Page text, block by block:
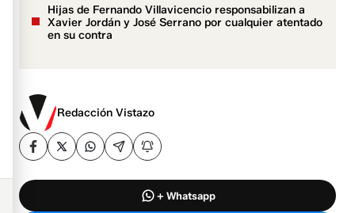
Hijas de Fernando Villavicencio responsabilizan a
Xavier Jordán y José Serrano por cualquier atentado
en su contra
Redacción Vistazo
+ Whatsapp